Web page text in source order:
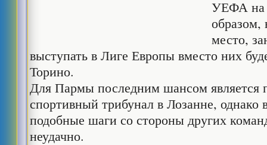
УЕФА на
образом,
место,
выступать в Лиге Европы вместо них
Торино.
Для Пармы последним шансом является
спортивный трибунал в Лозанне, однако
подобные шаги со стороны других
неудачно.